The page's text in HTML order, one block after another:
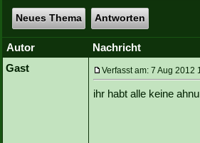
Neues Thema Antworten
Autor
Nachricht
Gast
Verfasst am: 7 Aug
ihr habt alle keine